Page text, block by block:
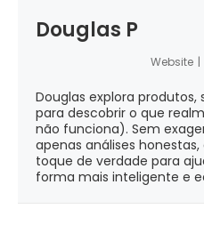
Douglas P
Website |
Douglas explora
para descobrir o que
não funciona). Sem
apenas análises
toque de verdade para
forma mais inteligente e